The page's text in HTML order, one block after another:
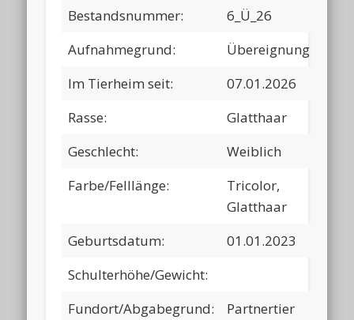
Bestandsnummer:
6_Ü_26
Aufnahmegrund:
Übereignung
Im Tierheim seit:
07.01.2026
Rasse:
Glatthaar
Geschlecht:
Weiblich
Farbe/Felllänge:
Tricolor,
Glatthaar
Geburtsdatum:
01.01.2023
Schulterhöhe/Gewicht:
Fundort/Abgabegrund:
Partnertier